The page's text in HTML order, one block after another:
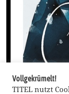
Vollgekrümelt!
TITEL nutzt